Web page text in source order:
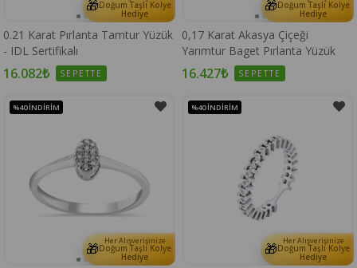
🎁Doğum Taşlı Kolye
Hediye
0.21 Karat Pırlanta Tamtur Yüzük
- IDL Sertifikalı
16.082₺ SEPETTE
🎁Doğum Taşlı Kolye
Hediye
0,17 Karat Akasya Çiçeği
Yarımtur Baget Pırlanta Yüzük
16.427₺ SEPETTE
🎁 Her Alışverişinize
Doğum Taşlı Kolye
Hediye
%40İNDIRIM
🎁 Her Alışverişinize
Doğum Taşlı Kolye
Hediye
%40İNDIRIM